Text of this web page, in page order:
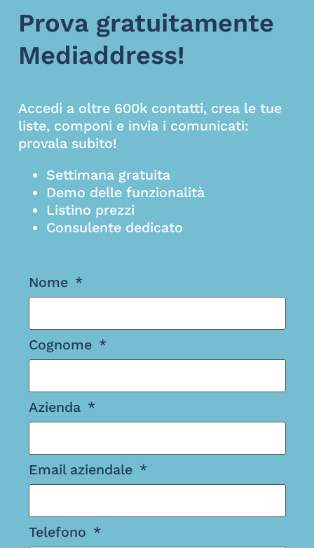
Prova gratuitamente
Mediaddress!
Accedi a oltre 600k contatti, crea le tue
liste, componi e invia i comunicati:
provala subito!
Settimana gratuita
Demo delle funzionalità
Listino prezzi
Consulente dedicato
Nome
Cognome
Azienda
Email aziendale
Telefono